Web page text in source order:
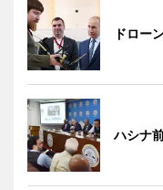
ドロー
ハシナ